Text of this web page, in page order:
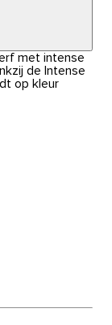
met intense
de Intense
op kleur